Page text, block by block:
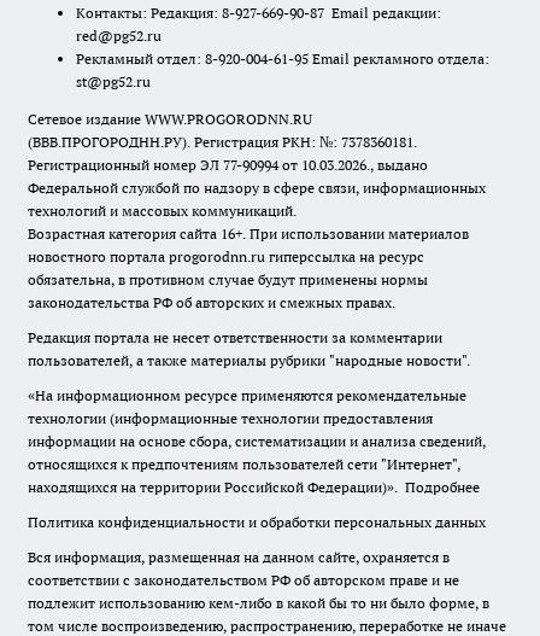
Контакты: Редакция: 8-927-669-90-87 Email редакции:
red@pg52.ru
Рекламный отдел: 8-920-004-61-95 Email рекламного отдела:
st@pg52.ru
Сетевое издание WWW.PROGORODNN.RU
(ВВВ.ПРОГОРОДНН.РУ). Регистрация РКН: №: 7378360181.
Регистрационный номер ЭЛ 77-90994 от 10.03.2026., выдано
Федеральной службой по надзору в сфере связи, информационных
технологий и массовых коммуникаций.
Возрастная категория сайта 16+. При использовании материалов
новостного портала progorodnn.ru гиперссылка на ресурс
обязательна, в противном случае будут применены нормы
законодательства РФ об авторских и смежных правах.
Редакция портала не несет ответственности за комментарии
пользователей, а также материалы рубрики "народные новости".
«На информационном ресурсе применяются рекомендательные
технологии (информационные технологии предоставления
информации на основе сбора, систематизации и анализа сведений,
относящихся к предпочтениям пользователей сети "Интернет",
находящихся на территории Российской Федерации)». Подробнее
Политика конфиденциальности и обработки персональных данных
Вся информация, размещенная на данном сайте, охраняется в
соответствии с законодательством РФ об авторском праве и не
подлежит использованию кем-либо в какой бы то ни было форме, в
том числе воспроизведению, распространению, переработке не иначе